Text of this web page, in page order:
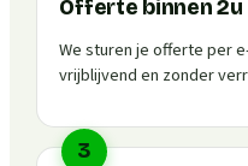
Offerte binnen 2u
We sturen je offerte per
vrijblijvend en zonder
3